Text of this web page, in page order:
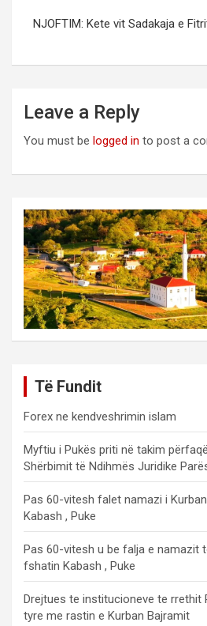
NJOFTIM: Kete vit Sadakaja e
Leave a Reply
You must be logged in to post a
Të Fundit
Forex ne kendveshrimin islam
Myftiu i Pukës priti në takim
Shërbimit të Ndihmës Juridike
Pas 60-vitesh falet namazi i
Kabash , Puke
Pas 60-vitesh u be falja e namazit
fshatin Kabash , Puke
Drejtues te institucioneve te rrethit
tyre me rastin e Kurban Bajramit